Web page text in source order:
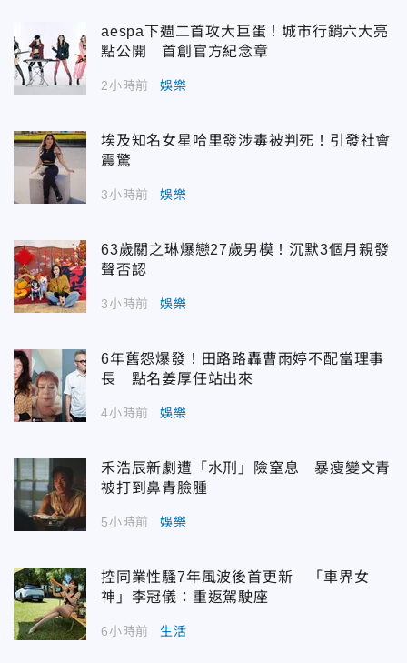
aespa下週二首攻大巨蛋！城市行銷六大亮
點公開 首創官方紀念章
2小時前 娛樂
埃及知名女星哈里發涉毒被判死！引發社會
震驚
3小時前 娛樂
63歲關之琳爆戀27歲男模！沉默3個月親發
聲否認
3小時前 娛樂
6年舊怨爆發！田路路轟曹雨婷不配當理事
長 點名姜厚任站出來
4小時前 娛樂
禾浩辰新劇遭「水刑」險窒息 暴瘦變文青
被打到鼻青臉腫
5小時前 娛樂
控同業性騷7年風波後首更新 「車界女
神」李冠儀：重返駕駛座
6小時前 生活